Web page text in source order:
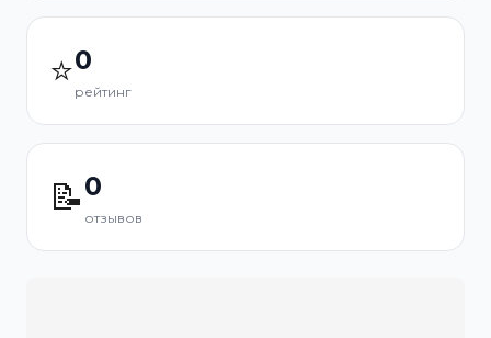
⭐0
рейтинг
📝0
отзывов